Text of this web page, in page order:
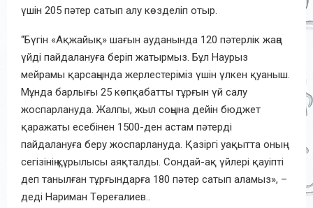
үшін 205 пәтер сатып алу көзделіп отыр.
“Бүгін «Ақжайық» шағын ауданында 120 пәтерлік жаңа
үйді пайдалануға беріп жатырмыз. Бұл Наурыз
мейрамы қарсаңында жерлестеріміз үшін үлкен қуаныш.
Мұнда барлығы 25 көпқабатты тұрғын үй салу
жоспарлануда. Жалпы, жыл соңына дейін бюджет
қаражаты есебінен 1500-ден астам пәтерді
пайдалануға беру жоспарлануда. Қазіргі уақытта оның
сегізінің құрылысы аяқталды. Сондай-ақ үйлері қауіпті
деп танылған тұрғындарға 180 пәтер сатып аламыз», –
деді Нариман Төреғалиев..